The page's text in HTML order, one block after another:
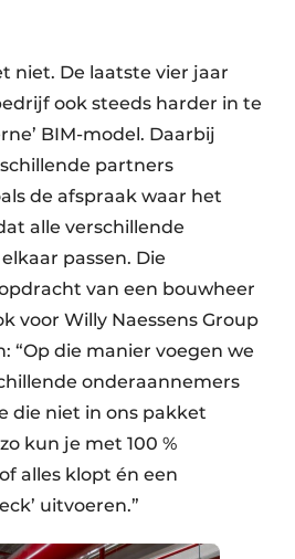
niet. De laatste vier jaar
ook steeds harder in te
BIM-model. Daarbij
partners
de afspraak waar het
alle verschillende
passen. Die
van een bouwheer
voor Willy Naessens Group
“Op die manier voegen we
onderaannemers
die niet in ons pakket
kun je met 100 %
alles klopt én een
uitvoeren.”